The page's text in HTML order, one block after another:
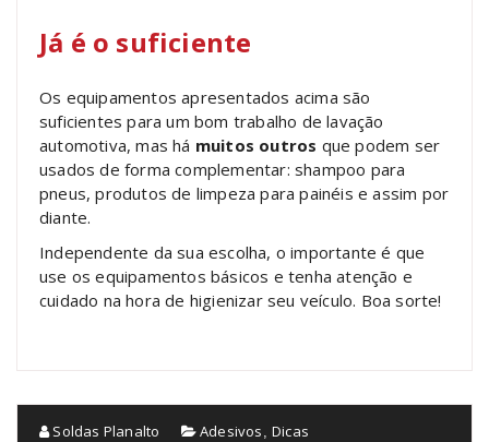
Já é o suficiente
Os equipamentos apresentados acima são
suficientes para um bom trabalho de lavação
automotiva, mas há muitos outros que podem ser
usados de forma complementar: shampoo para
pneus, produtos de limpeza para painéis e assim por
diante.
Independente da sua escolha, o importante é que
use os equipamentos básicos e tenha atenção e
cuidado na hora de higienizar seu veículo. Boa sorte!
Soldas Planalto Adesivos ,Dicas